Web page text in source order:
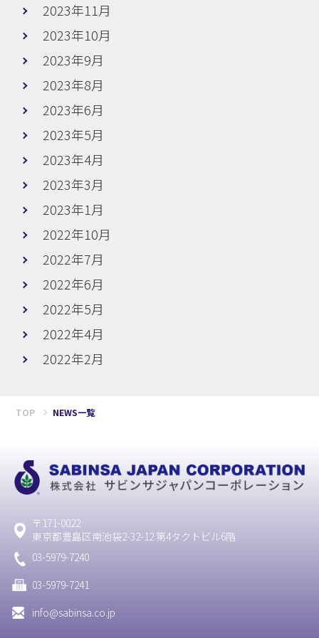
2023年11月
2023年10月
2023年9月
2023年8月
2023年6月
2023年5月
2023年4月
2023年3月
2023年1月
2022年10月
2022年7月
2022年6月
2022年5月
2022年4月
2022年2月
TOP NEWS一覧
〒171-0022
東京都豊島区南池袋2-32-12 第4タクトビル6階
03-5979-7240
03-5979-7241
info@sabinsa.co.jp